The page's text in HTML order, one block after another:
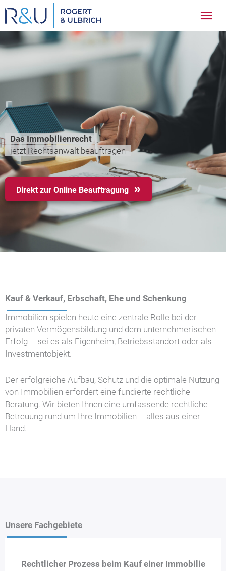
Zum
Inhalt
springen
Das Immobilienrecht
jetzt Rechtsanwalt beauftragen
Direkt zur Online Beauftragung
Kauf & Verkauf, Erbschaft, Ehe und Schenkung
Immobilien spielen heute eine zentrale Rolle bei der
privaten Vermögensbildung und dem unternehmerischen
Erfolg – sei es als Eigenheim, Betriebsstandort oder als
Investmentobjekt.
Der erfolgreiche Aufbau, Schutz und die optimale Nutzung
von Immobilien erfordert eine fundierte rechtliche
Beratung. Wir bieten Ihnen eine umfassende rechtliche
Betreuung rund um Ihre Immobilien – alles aus einer
Hand.
Unsere Fachgebiete
Rechtlicher Prozess beim Kauf einer Immobilie